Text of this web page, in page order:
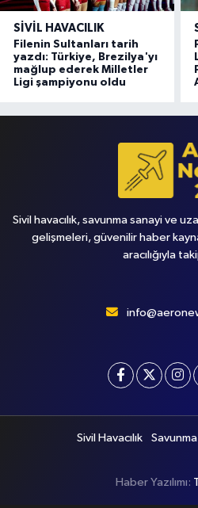
SIVIL HAVACILIK
Filenin Sultanları tarih
yazdı: Türkiye, Brezilya'yı
mağlup ederek Milletler
Ligi şampiyonu oldu
Sivil havacılık, savunma sanayi ve
gelişmeleri, güvenilir haber
aracılığıyla
Sivil Havacılık
Haber Yazılımı: